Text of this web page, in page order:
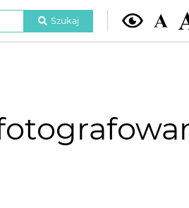
Szukaj